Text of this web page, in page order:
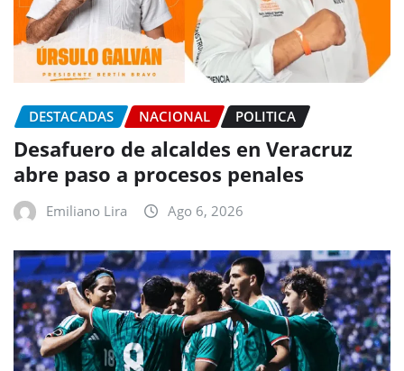
DESTACADAS NACIONAL POLITICA
Desafuero de alcaldes en Veracruz
abre paso a procesos penales
Emiliano Lira Ago 6, 2026